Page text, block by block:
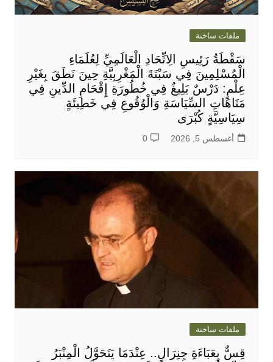
ملفات ساخنة
سَقْطَةُ رَئِيسِ الِاتِّحَادِ الْعَالَمِيِّ لِعُلَمَاءِ
الْمُسْلِمِينَ فِي سَبْتَةَ الْمَغْرِبِيَّةِ حِينَ نَطَقَ بِغَيْرِ
عِلْمٍ: دَرْسٌ بَلِيغٌ فِي خُطُورَةِ إِقْحَامِ الدِّينِ فِي
مَتَاهَاتِ السِّيَاسَةِ وَالْوُقُوعِ فِي خَطِيئَةٍ
سِيَاسِيَّةٍ كُبْرَى
أغسطس 5, 2026 0
ملفات ساخنة
قِسٌّ بِعَبَاءَةِ جِنِرَالٍ.. عِنْدَمَا يَتَحَوَّلُ الْمِنْبَرُ